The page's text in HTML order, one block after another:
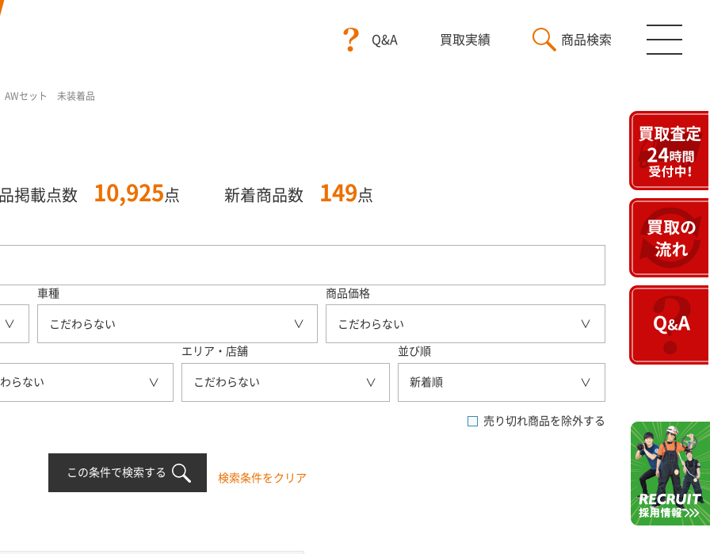
Q&A 買取実績 商品検索
セット 未装着品
掲載点数 10,925 点 新着商品数 149 点
車種
こだわらない
商品価格
こだわらない
らない
エリア・店舗
こだわらない
並び順
新着順
売り切れ商品を除外する
この条件で検索する 検索条件をクリア